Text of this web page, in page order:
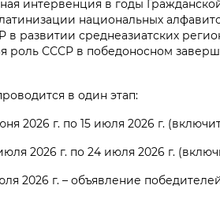
интервенция в годы
национальных
в развитии среднеазиатских
роль СССР в победоносном
в один этап:
2026 г. по 15 июля 2026 г.
2026 г. по 24 июля 2026 г.
г. – объявление